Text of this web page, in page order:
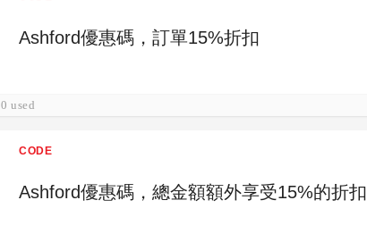
Ashford優惠碼，訂單15%折扣
0 used
CODE
Ashford優惠碼，總金額額外享受15%的折扣